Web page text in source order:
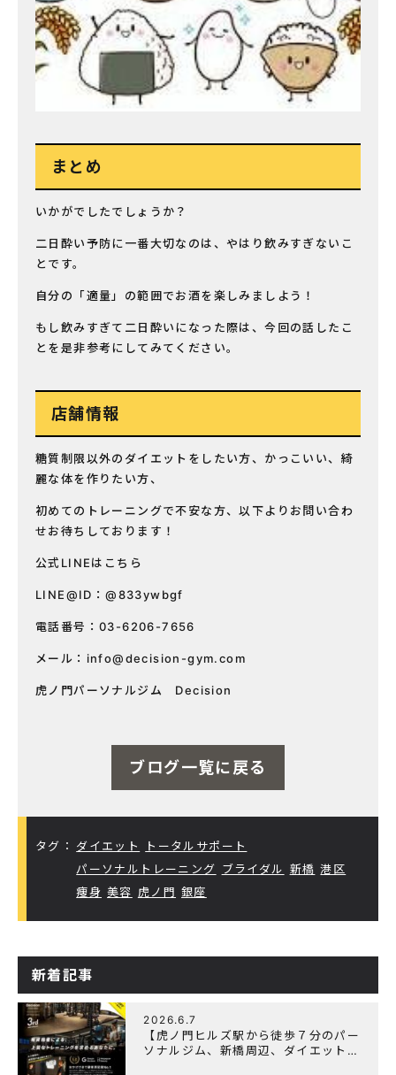
まとめ
いかがでしたでしょうか？
二日酔い予防に一番大切なのは、やはり飲みすぎないこ
とです。
自分の「適量」の範囲でお酒を楽しみましよう！
もし飲みすぎて二日酔いになった際は、今回の話したこ
とを是非参考にしてみてください。
店舗情報
糖質制限以外のダイエットをしたい方、かっこいい、綺
麗な体を作りたい方、
初めてのトレーニングで不安な方、以下よりお問い合わ
せお待ちしております！
公式LINEはこちら
LINE@ID：@833ywbgf
電話番号：03-6206-7656
メール： info@decision-gym.com
虎ノ門パーソナルジム Decision
ブログ一覧に戻る
タグ： ダイエット
トータルサポート
パーソナルトレーニング ブライダル 新橋 港区
痩身 美容 虎ノ門 銀座
新着記事
2026.6.7
【虎ノ門ヒルズ駅から徒歩７分のパー
ソナルジム、新橋周辺、ダイエットに